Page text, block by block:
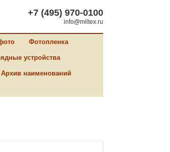
+7 (495) 970-0100
info@miltex.ru
Фотопленка
устройства
Архив наименований